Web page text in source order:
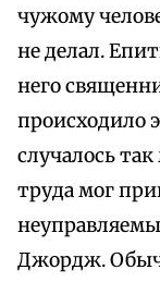
чужому
не делал.
него
происходило
случалось
труда мог
Джордж.